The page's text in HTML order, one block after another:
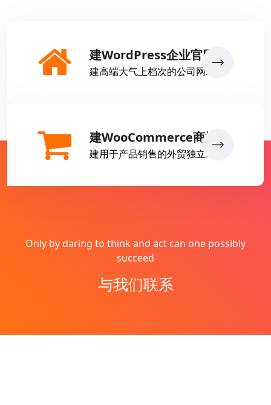
建WordPress企业官网
建高端大气上档次的公司网站
建WooCommerce商城
建用于产品销售的外贸独立站
Only by daring to think and act can one possibly
succeed
与我们联系